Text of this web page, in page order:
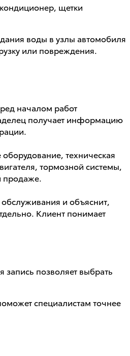
щетки
воды в узлы автомобиля
или повреждения.
началом работ
получает информацию
техническая
тормозной системы,
продаже.
и объяснит,
Клиент понимает
позволяет выбрать
специалистам точнее